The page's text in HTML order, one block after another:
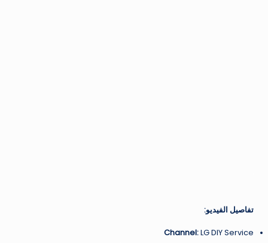
تفاصيل الفيديو:
Channel:LG DIY Service